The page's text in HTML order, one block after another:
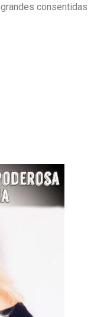
consentidas